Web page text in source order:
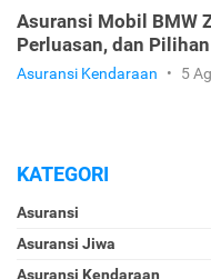
Asuransi Mobil BMW
Perluasan, dan
Asuransi Kendaraan • 5
KATEGORI
Asuransi
Asuransi Jiwa
Asuransi Kendaraan